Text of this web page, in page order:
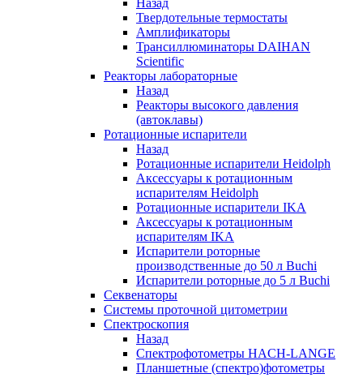
Твердотельные термостаты
Амплификаторы
Трансиллюминаторы DAIHAN
Scientific
Реакторы лабораторные
Назад
Реакторы высокого давления
(автоклавы)
Ротационные испарители
Назад
Ротационные испарители Heidolph
Аксессуары к ротационным
испарителям Heidolph
Ротационные испарители IKA
Аксессуары к ротационным
испарителям IKA
Испарители роторные
производственные до 50 л Buchi
Испарители роторные до 5 л Buchi
Секвенаторы
Системы проточной цитометрии
Спектроскопия
Назад
Спектрофотометры HACH-LANGE
Планшетные (спектро)фотометры